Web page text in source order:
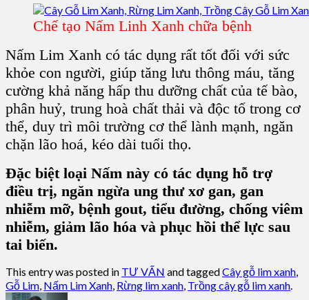
Chế tạo Nấm Linh Xanh chữa bệnh
Nấm Lim Xanh có tác dụng rất tốt đối với sức
khỏe con người, giúp tăng lưu thông máu, tăng
cường khả năng hấp thu dưỡng chất của tế bào,
phân huỷ, trung hoà chất thải và độc tố trong cơ
thể, duy trì môi trường cơ thể lành mạnh, ngăn
chặn lão hoá, kéo dài tuổi thọ.
Đặc biệt loại Nấm này có tác dụng hỗ trợ
điều trị, ngăn ngừa ung thư xơ gan, gan
nhiễm mỡ, bệnh gout, tiểu đường, chống viêm
nhiễm, giảm lão hóa và phục hồi thể lực sau
tai biến.
This entry was posted in TƯ VẤN and taggedCây gỗ lim xanh,
Gỗ Lim, Nấm Lim Xanh, Rừng lim xanh, Trồng cây gỗ lim xanh.